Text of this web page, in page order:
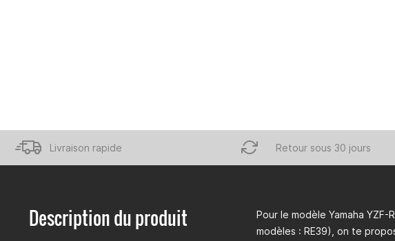
Livraison rapide Retour sous 30 jours
Description du produit
Pour le modèle Yamaha
modèles : RE39), on te